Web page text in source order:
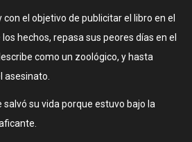
el objetivo de publicitar el libro en el
hechos, repasa sus peores días en el
como un zoológico, y hasta
asesinato.
salvó su vida porque estuvo bajo la